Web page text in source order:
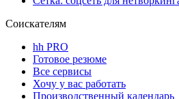
Соискателям
hh PRO
Готовое резюме
Все сервисы
Хочу у вас работать
Производственный календарь